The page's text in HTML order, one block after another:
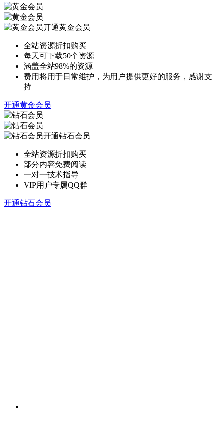
开通黄金会员
全站资源折扣购买
每天可下载50个资源
涵盖全站98%的资源
费用将用于日常维护，为用户提供更好的服务，感谢支
持
开通黄金会员
开通钻石会员
全站资源折扣购买
部分内容免费阅读
一对一技术指导
VIP用户专属QQ群
开通钻石会员